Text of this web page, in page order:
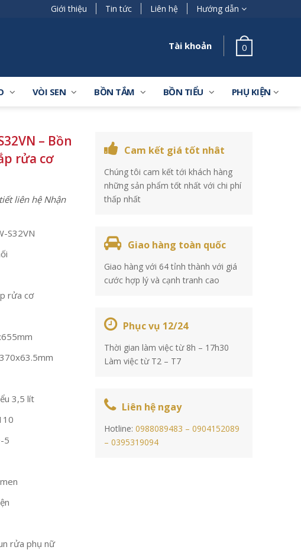
Giới thiệu Tin tức Liên hệ Hướng dẫn
Tài khoản 0
VÒI SEN BỒN TẮM BỒN TIỂU PHỤ KIỆN
– Bồn
rửa cơ
liên hệ Nhận
S32VN
rửa cơ
3,5 lít
5
rửa phụ nữ
Cam kết giá tốt nhât
Chúng tôi cam kết tới khách hàng
những sản phẩm tốt nhất với chi phí
thấp nhất
Giao hàng toàn quốc
Giao hàng với 64 tỉnh thành với giá
cước hợp lý và cạnh tranh cao
Phục vụ 12/24
Thời gian làm việc từ 8h – 17h30
Làm việc từ T2 – T7
Liên hệ ngay
Hotline: 0988089483 – 0904152089
– 0395319094